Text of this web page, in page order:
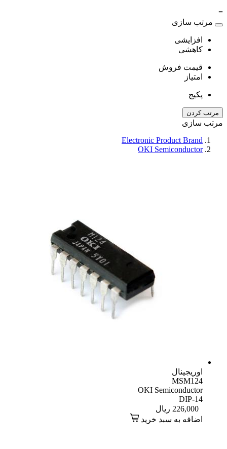
=
مرتب سازی
افزایشی
کاهشی
قیمت فروش
امتیاز
پکیج
مرتب کردن
مرتب سازی
Electronic Product Brand
OKI Semiconductor
اوریجینال
MSM124
OKI Semiconductor
DIP-14
226,000 ریال
اضافه به سبد خرید